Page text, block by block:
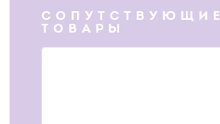
СОПУТСТВУЮЩИЕ
ТОВАРЫ